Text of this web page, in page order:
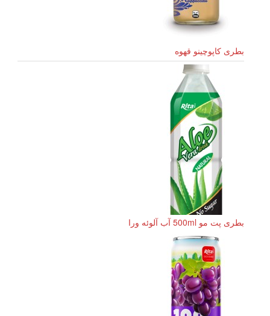
بطری کاپوچینو قهوه
بطری پت مو 500ml آب آلوئه ورا